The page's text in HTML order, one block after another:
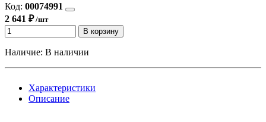
Код: 00074991
2 641 ₽/шт
В корзину
Наличие: В наличии
Характеристики
Описание